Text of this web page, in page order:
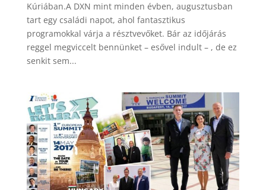
Kúriában.A DXN mint minden évben, augusztusban
tart egy családi napot, ahol fantasztikus
programokkal várja a résztvevőket. Bár az időjárás
reggel megviccelt bennünket – esővel indult – , de ez
senkit sem...